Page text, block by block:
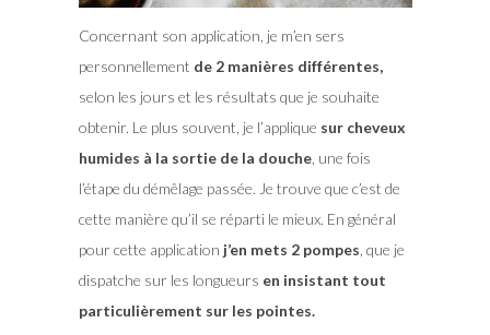
Concernant son application, je m’en sers
personnellement de 2 manières différentes,
selon les jours et les résultats que je souhaite
obtenir. Le plus souvent, je l’applique sur cheveux
humides à la sortie de la douche, une fois
l’étape du démêlage passée. Je trouve que c’est de
cette manière qu’il se réparti le mieux. En général
pour cette application j’en mets 2 pompes , que je
dispatche sur les longueurs en insistant tout
particulièrement sur les pointes.